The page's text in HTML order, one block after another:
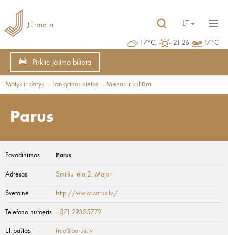
17°C, 21:26 17°C
LT
Pirkite įėjimo bilietą
Matyk ir daryk Lankytinos vietos Menas ir kultūra
Parus
Pavadinimas Parus
Adresas Smilšu iela 2, Majori
Svetainė http://www.parus.lv/
Telefono numeris +371 29355772
El. paštas info@parus.lv